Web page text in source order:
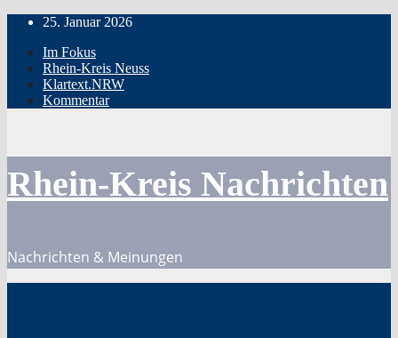
Zum
springen
25. Januar 2026
Im Fokus
Rhein-Kreis Neuss
Klartext.NRW
Kommentar
Rhein-Kreis Nachrichten
Nachrichten & Meinungen